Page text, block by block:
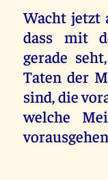
Wacht jetzt
dass mit
gerade
Taten der
sind, die
welche